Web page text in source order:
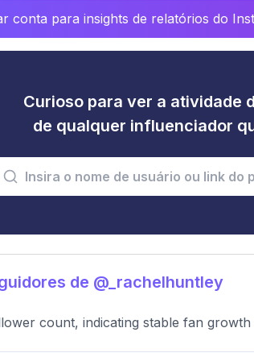
conta para insights de relatórios do
Curioso para ver a atividade
de qualquer influenciador
de @_rachelhuntley
count, indicating stable fan